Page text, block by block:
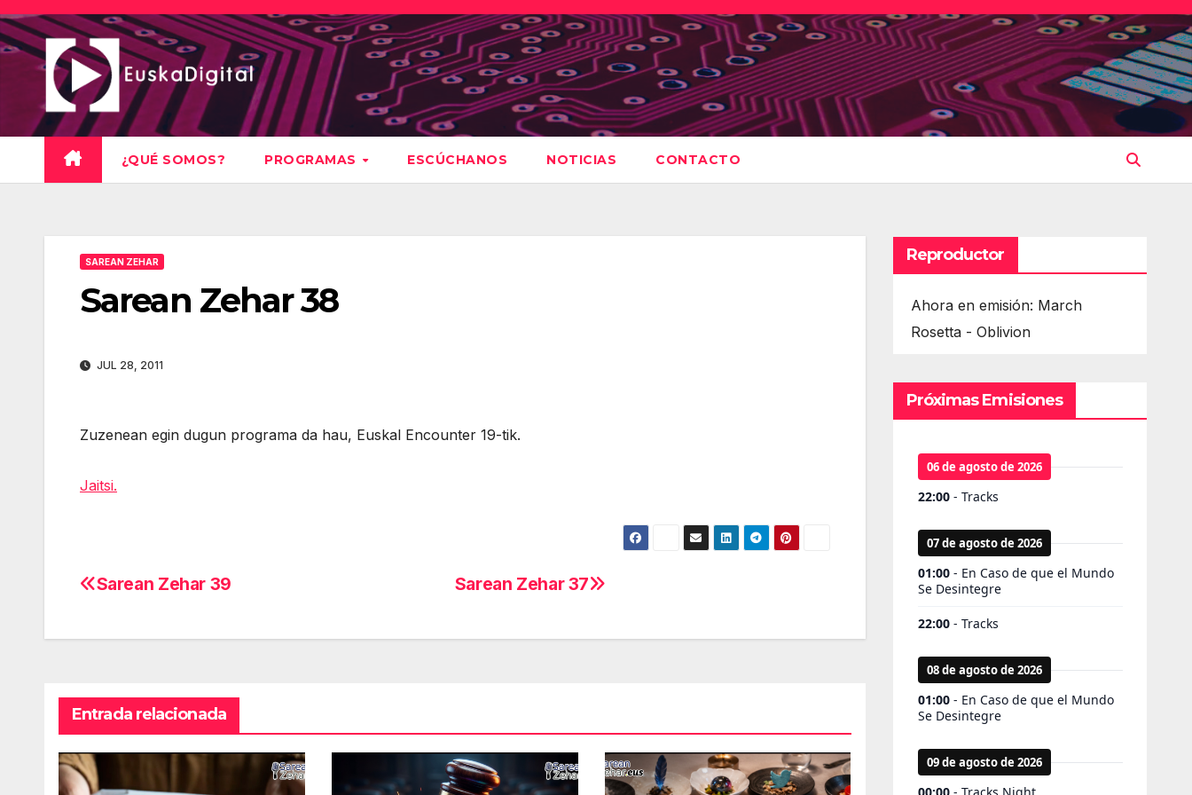
Saltar
al
contenido
¿QUÉ SOMOS? PROGRAMAS ESCÚCHANOS NOTICIAS CONTACTO
SAREAN ZEHAR
Sarean Zehar 38
JUL 28, 2011
Zuzenean egin dugun programa da hau, Euskal Encounter 19-tik.
Jaitsi.
Navegación
Sarean Zehar 37
Sarean Zehar 39
Entrada relacionada
Reproductor
Ahora en emisión: March
Rosetta - Oblivion
Próximas Emisiones